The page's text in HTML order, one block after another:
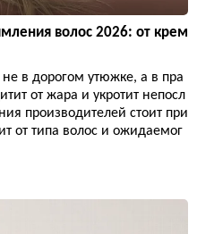
волос 2026: от крем
в дорогом утюжке, а в пра
от жара и укротит непосл
производителей стоит при
от типа волос и ожидаемог